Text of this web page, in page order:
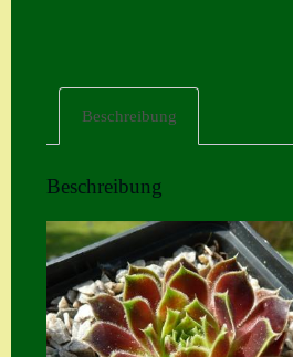
Beschreibung
Beschreibung